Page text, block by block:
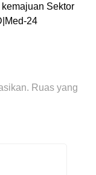
Sektor
24
Ruas yang